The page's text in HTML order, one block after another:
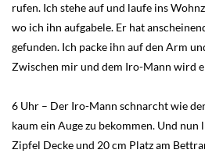
rufen. Ich stehe auf und laufe ins
wo ich ihn aufgabele. Er hat
gefunden. Ich packe ihn auf den Arm
Zwischen mir und dem Iro-Mann wird
6 Uhr – Der Iro-Mann schnarcht wie
kaum ein Auge zu bekommen. Und nun
Zipfel Decke und 20 cm Platz am